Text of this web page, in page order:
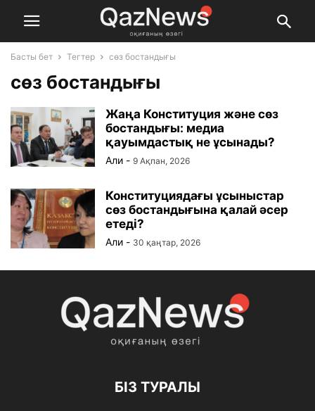
Басты бет Тегтер сөз бостандығы
сөз бостандығы
Жаңа Конституция және сөз
бостандығы: медиа
қауымдастық не ұсынады?
Али - 9 Ақпан, 2026
Конституциядағы ұсыныстар
сөз бостандығына қалай әсер
етеді?
Али - 30 қаңтар, 2026
БІЗ ТУРАЛЫ